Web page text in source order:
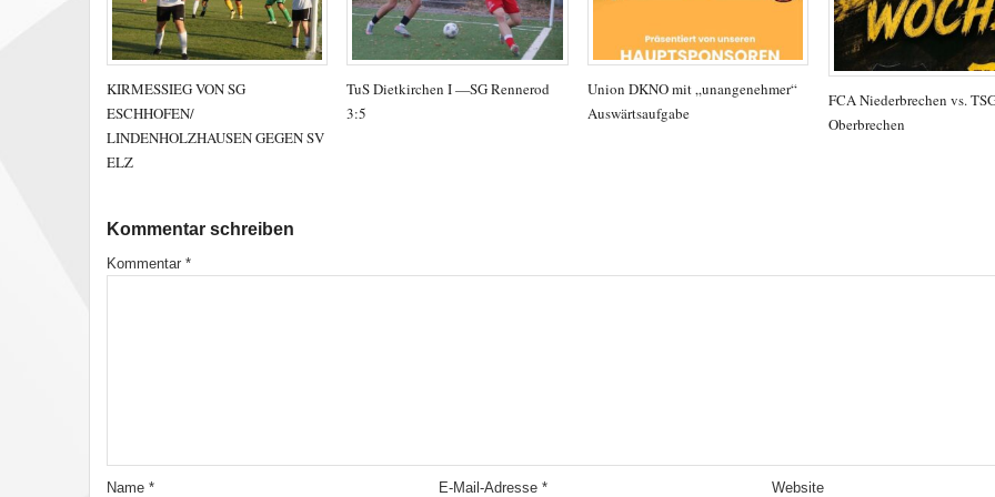
KIRMESSIEG VON SG
ESCHHOFEN/
LINDENHOLZHAUSEN GEGEN SV
ELZ
TuS Dietkirchen I —SG Rennerod
3:5
Union DKNO mit „unangenehmer“
Auswärtsaufgabe
FCA Niederbrechen vs.
Oberbrechen
Kommentar schreiben
Kommentar *
Name * E-Mail-Adresse* Website